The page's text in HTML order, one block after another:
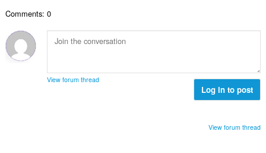
Comments: 0
View forum thread
Log in to post
View forum thread